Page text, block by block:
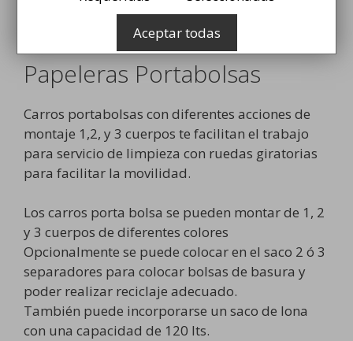
Papeleras Portabolsas
Carros portabolsas con diferentes acciones de
montaje 1,2, y 3 cuerpos te facilitan el trabajo
para servicio de limpieza con ruedas giratorias
para facilitar la movilidad.
Los carros porta bolsa se pueden montar de 1, 2
y 3 cuerpos de diferentes colores
Opcionalmente se puede colocar en el saco 2 ó 3
separadores para colocar bolsas de basura y
poder realizar reciclaje adecuado.
También puede incorporarse un saco de lona
con una capacidad de 120 lts.
Añadir al carrito
Aceptar todas